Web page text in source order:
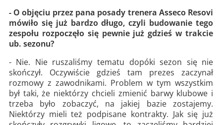
- O objęciu przez pana posady trenera Asseco Resovi
mówiło się już bardzo długo, czyli budowanie tego
zespołu rozpoczęło się pewnie już gdzieś w trakcie
ub. sezonu?
- Nie. Nie ruszaliśmy tematu dopóki sezon się nie
skończył. Oczywiście gdzieś tam prezes zaczynał
rozmowy z zawodnikami. Problem w tym wszystkim
był taki, że niektórzy chcieli zmienić barwy klubowe i
trzeba było zobaczyć, na jakiej bazie zostajemy.
Niektórzy mieli też podpisane kontrakty. Jak się już